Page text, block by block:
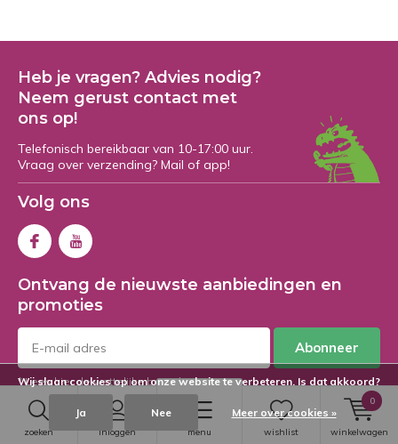
zoeken inloggen menu wishlist winkelwagen
0
Heb je vragen? Advies nodig?
Neem gerust contact met
ons op!
Telefonisch bereikbaar van 10-17:00 uur.
Vraag over verzending? Mail of app!
Volg ons
Ontvang de nieuwste aanbiedingen en
promoties
Abonneer
* Lees hier de wettelijke beperkingen
Meer informatie
Wij slaan cookies op om onze website te verbeteren. Is dat akkoord?
Ja Nee Meer over cookies »